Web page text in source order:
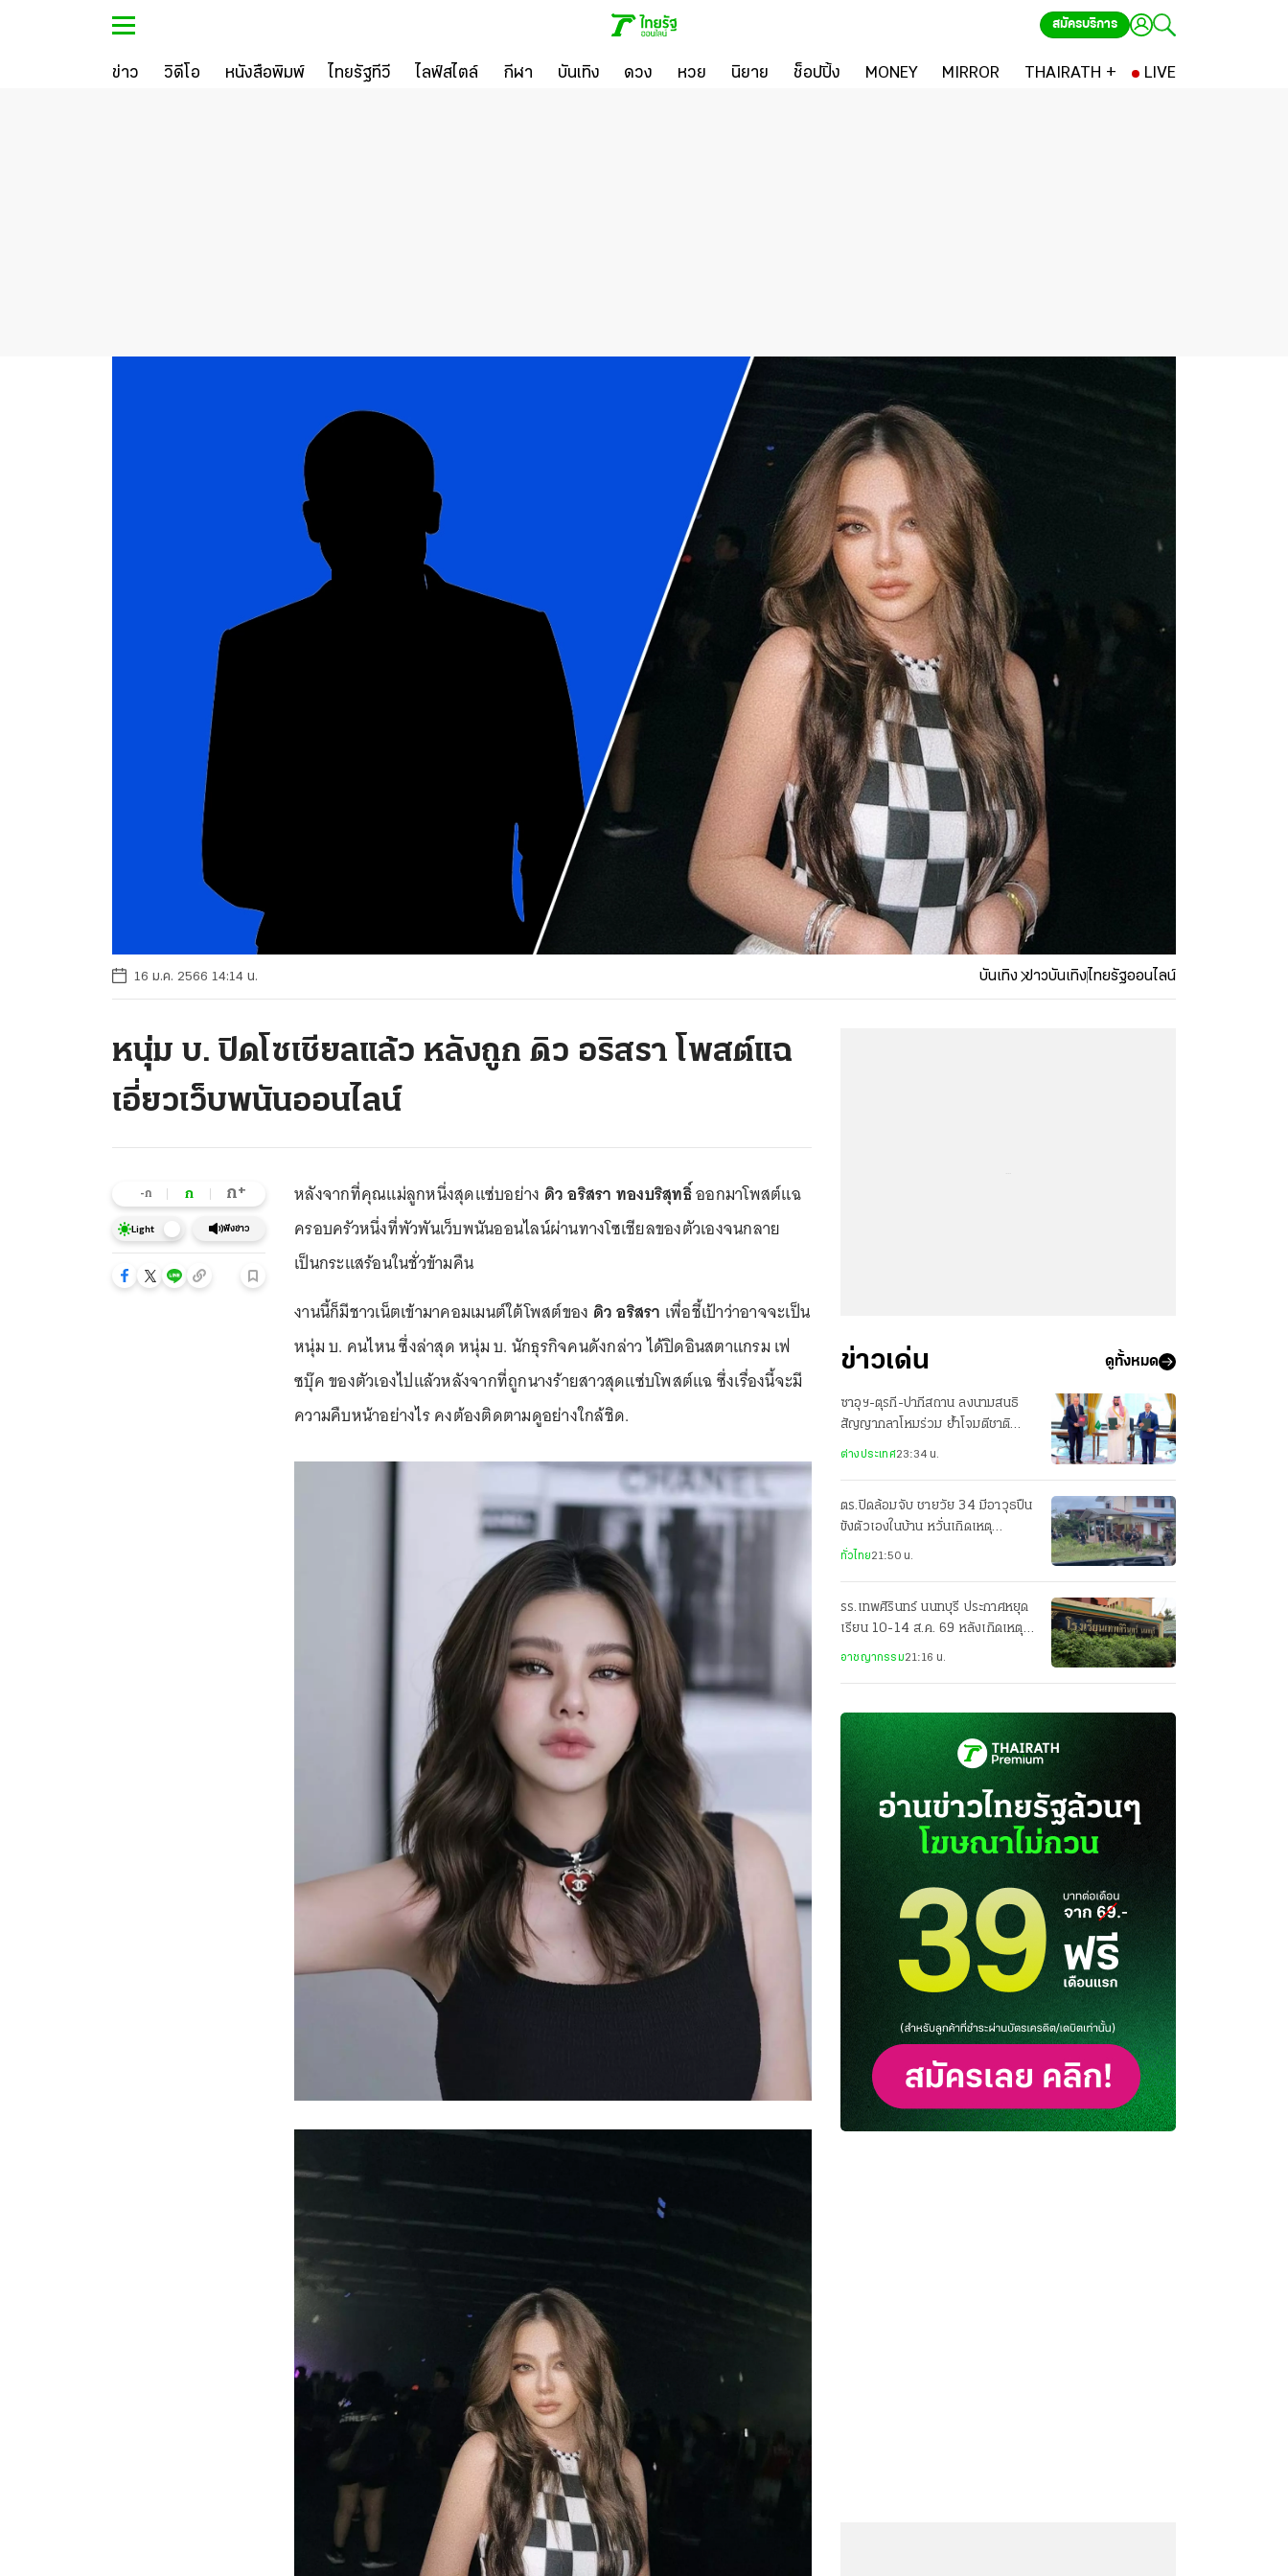
สมัครบริการ
ข่าว วิดีโอ หนังสือพิมพ์ ไทยรัฐทีวี ไลฟ์สไตล์ กีฬา บันเทิง ดวง หวย นิยาย ช็อปปิ้ง MONEY MIRROR THAIRATH + LIVE
16 ม.ค. 2566 14:14 น. บันเทิง ข่าวบันเทิงไทยรัฐออนไลน์
หนุ่ม บ. ปิดโซเชียลแล้ว หลังถูก ดิว อริสรา โพสต์แฉ
เอี่ยวเว็บพนันออนไลน์
-ก ก ก+
Light ฟังข่าว
หลังจากที่คุณแม่ลูกหนึ่งสุดแซ่บอย่าง ดิว อริสรา ทองบริสุทธิ์ออกมาโพสต์แฉ
ครอบครัวหนึ่งที่พัวพันเว็บพนันออนไลน์ผ่านทางโซเชียลของตัวเองจนกลาย
เป็นกระแสร้อนในชั่วข้ามคืน
งานนี้ก็มีชาวเน็ตเข้ามาคอมเมนต์ใต้โพสต์ของ ดิว อริสรา เพื่อชี้เป้าว่าอาจจะเป็น
หนุ่ม บ. คนไหน ซึ่งล่าสุด หนุ่ม บ. นักธุรกิจคนดังกล่าว ได้ปิดอินสตาแกรม เฟ
ซบุ๊ค ของตัวเองไปแล้วหลังจากที่ถูกนางร้ายสาวสุดแซ่บโพสต์แฉ ซึ่งเรื่องนี้จะมี
ความคืบหน้าอย่างไร คงต้องติดตามดูอย่างใกล้ชิด.
ข่าวเด่น ดูทั้งหมด
ซาอุฯ-ตุรกี-ปากีสถาน ลงนามสนธิ
สัญญากลาโหมร่วม ย้ำโจมตีชาติ
เดียวเท่ากับโจมตีทั้ง 3 ประเทศ
ต่างประเทศ23:34 น.
ตร.ปิดล้อมจับ ชายวัย 34 มีอาวุธปืน
ขังตัวเองในบ้าน หวั่นเกิดเหตุ
อันตราย
ทั่วไทย21:50 น.
รร.เทพศิรินทร์ นนทบุรี ประกาศหยุด
เรียน 10-14 ส.ค. 69 หลังเกิดเหตุก
อาชญากรรม21:16 น.